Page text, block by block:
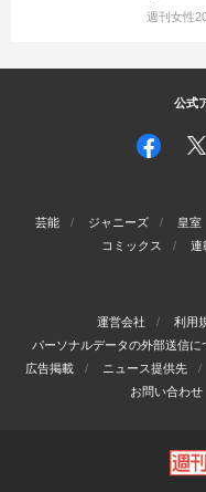
週刊女性
公式
芸能 ジャニーズ 皇室
コミックス
連
運営会社 利用
パーソナルデータの外部送信に
広告掲載
ニュース提供先
お問い合わせ